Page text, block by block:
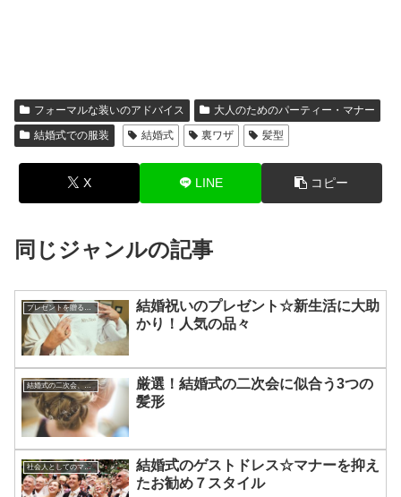
フォーマルな装いのアドバイス
大人のためのパーティー・マナー
結婚式での服装
結婚式 裏ワザ 髪型
X LINE コピー
同じジャンルの記事
プレゼントを贈るコツ
結婚祝いのプレゼント☆新生活に大助
かり！人気の品々
結婚式の二次会、虎の巻
厳選！結婚式の二次会に似合う3つの
髪形
社会人としてのマナー
結婚式のゲストドレス☆マナーを抑え
たお勧め７スタイル